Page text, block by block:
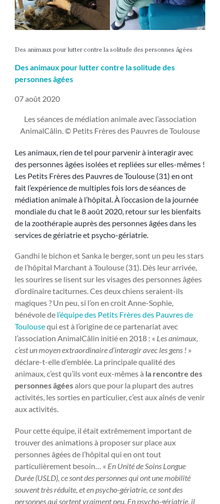
Des animaux pour lutter contre la solitude des personnes âgées
Des animaux pour lutter contre la solitude des
personnes âgées
07 août 2020
Les séances de médiation animale avec l’association
AnimalCâlin. © Petits Frères des Pauvres de Toulouse
Les animaux, rien de tel pour parvenir à interagir avec
des personnes âgées isolées et repliées sur elles-mêmes !
Les Petits Frères des Pauvres de Toulouse (31) en ont
fait l’expérience de multiples fois lors de séances de
médiation animale à l’hôpital. À l’occasion de la journée
mondiale du chat le 8 août 2020, retour sur les bienfaits
de la zoothérapie auprès des personnes âgées dans les
services de gériatrie et psycho-gériatrie.
Gandhi le bichon et Sanka le berger, sont un peu les stars
de l’hôpital Marchant à Toulouse (31). Dès leur arrivée,
les sourires se lisent sur les visages des personnes âgées
d’ordinaire taciturnes. Ces deux chiens seraient-ils
magiques ? Un peu, si l’on en croit Anne-Sophie,
bénévole de l’équipe des Petits Frères des Pauvres de
Toulousequi est à l’origine de ce partenariat avec
l’association AnimalCâlin initié en 2018 : « Les animaux,
c’est un moyen extraordinaire d’interagir avec les gens ! »
déclare-t-elle d’emblée. La principale qualité des
animaux, c’est qu’ils vont eux-mêmes à la rencontre des
personnes âgéesalors que pour la plupart des autres
activités, les sorties en particulier, c’est aux aînés de venir
aux activités.
Pour cette équipe, il était extrêmement important de
trouver des animations à proposer sur place aux
personnes âgées de l’hôpital qui en ont tout
particulièrement besoin… « En Unité de Soins Longue
Durée (USLD), ce sont des personnes qui ont une mobilité
souvent très réduite, et en psycho-gériatrie, ce sont des
personnes qui sortent vraiment peu. En psycho-gériatrie, il